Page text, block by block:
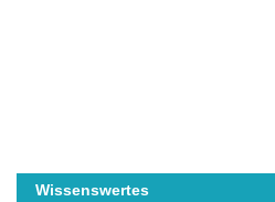
Wissenswertes